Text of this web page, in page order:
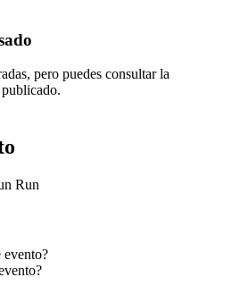
pero puedes consultar la
Run
evento?